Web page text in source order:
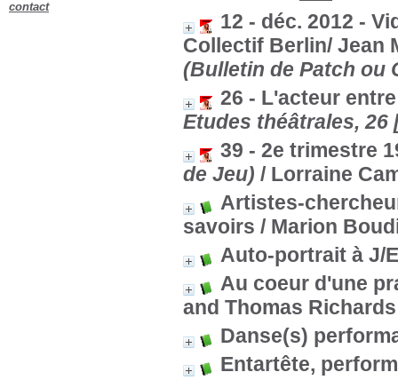
12 - déc. 2012 -
Collectif Berlin/ Jean
(Bulletin de Patch ou
26 - L'acteur
Etudes théâtrales, 26
39 - 2e trimestre
de Jeu) / Lorraine
Artistes-
savoirs / Marion
Auto-portrait à J/
Au coeur d'une
and Thomas Richards
Danse(s)
Entartête,
contact